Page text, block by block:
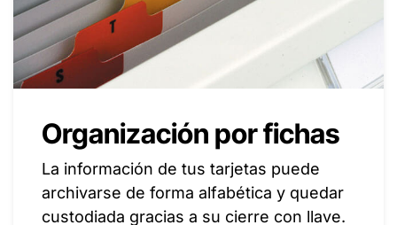
Organización por fichas
La información de tus tarjetas puede
archivarse de forma alfabética y quedar
custodiada gracias a su cierre con llave.